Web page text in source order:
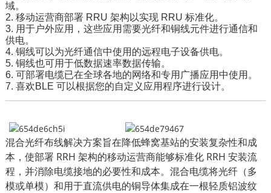
域。
2. 移动运营商部署 RRU 架构以实现 RRU 标准化。
3. 用于户外应用，这些应用需要光纤和铜线元件进行通信和
供电。
4. 铜线可以为光纤通信中使用的远程电子设备供电。
5. 铜线也可用于低数据速率数据传输。
6. 可部署电缆已在全球各地的网络和专用广播应用中使用。
7. 喜欢BLE 可以根据您的自定义应用程序进行设计。
混合光纤布线解决方案旨在降低蜂窝基站的安装复杂性和成
本，使部署 RRH 架构的移动运营商能够标准化 RRH 安装流
程，并消除电缆接地的必要性和成本。混合电缆将光纤（多
模或单模）和用于直流供电的铜导体集成在一根轻质铝波纹